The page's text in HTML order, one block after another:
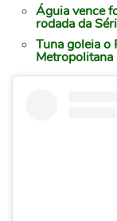
Águia vence
rodada da
Tuna goleia o